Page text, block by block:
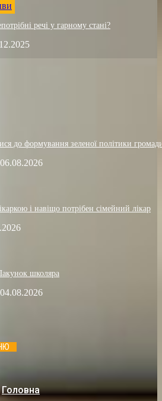
речі у гарному стані?
до формування зеленої політики
06.08.2026
і навіщо потрібен сімейний лікар
школяра
04.08.2026
Головна